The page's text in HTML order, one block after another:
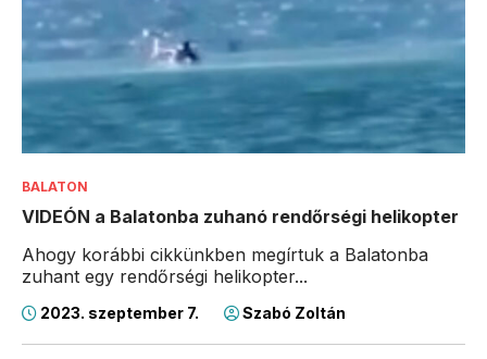
BALATON
VIDEÓN a Balatonba zuhanó rendőrségi helikopter
Ahogy korábbi cikkünkben megírtuk a Balatonba
zuhant egy rendőrségi helikopter...
2023. szeptember 7. Szabó Zoltán